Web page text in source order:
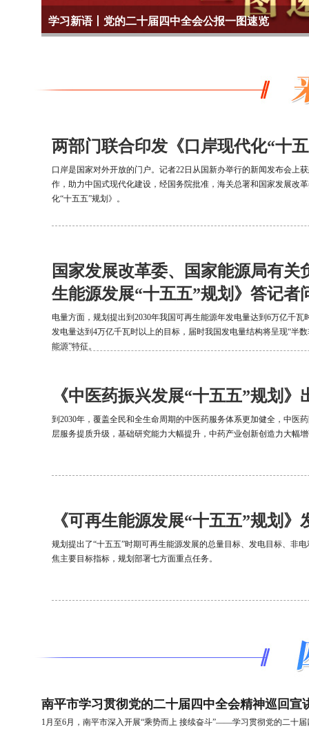
两部门联合印发《口岸现代化“十
口岸是国家对外开放的门户。记者22日从国新办举行的新闻发布会上
作，助力中国式现代化建设，经国务院批准，海关总署和国家发展改
化“十五五”规划》。
国家发展改革委、国家能源局有关
生能源发展“十五五”规划》答记者
电量方面，规划提出到2030年我国可再生能源年发电量达到6万亿千瓦
发电量达到4万亿千瓦时以上的目标，届时我国发电量结构将呈现“半
能源”特征。
《中医药振兴发展“十五五”规划》
到2030年，覆盖全民和全生命周期的中医药服务体系更加健全，中医
层服务提质升级，基础研究能力大幅提升，中药产业创新创造力大幅
《可再生能源发展“十五五”规划》
规划提出了“十五五”时期可再生能源发展的总量目标、发电目标、非
焦主要目标指标，规划部署七方面重点任务。
南平市学习贯彻党的二十届四中全会精神巡回宣
1月至6月，南平市深入开展“乘势而上 接续奋斗”——学习贯彻党的二十